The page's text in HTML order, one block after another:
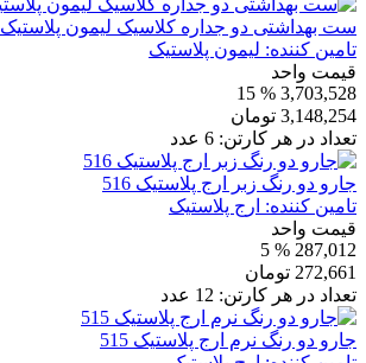
ست بهداشتی دو جداره کلاسیک لیمون پلاستیک 1808
تامین کننده: لیمون پلاستیک
قیمت واحد
3,703,528
% 15
3,148,254 تومان
تعداد در هر کارتن: 6 عدد
جارو دو رنگ زبر ارج پلاستیک 516
تامین کننده: ارج پلاستیک
قیمت واحد
287,012
% 5
272,661 تومان
تعداد در هر کارتن: 12 عدد
جارو دو رنگ نرم ارج پلاستیک 515